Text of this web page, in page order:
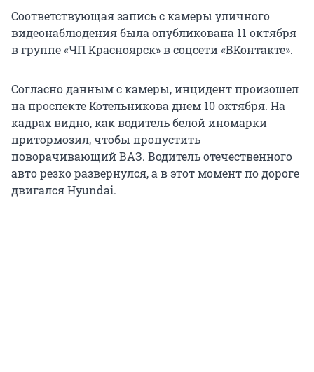
Соответствующая запись с камеры уличного
видеонаблюдения была опубликована 11 октября
в группе «ЧП Красноярск» в соцсети «ВКонтакте».
Согласно данным с камеры, инцидент произошел
на проспекте Котельникова днем 10 октября. На
кадрах видно, как водитель белой иномарки
притормозил, чтобы пропустить
поворачивающий ВАЗ. Водитель отечественного
авто резко развернулся, а в этот момент по дороге
двигался Hyundai.